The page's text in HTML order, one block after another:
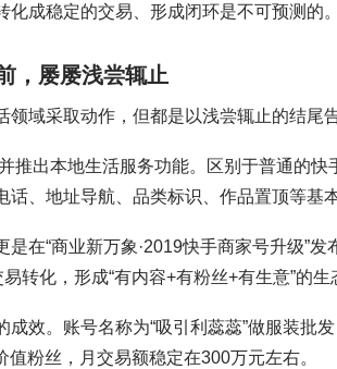
成稳定的交易、形成闭环是不可预测的。
，屡屡浅尝辄止
域采取动作，但都是以浅尝辄止的结尾
推出本地生活服务功能。区别于普通的
、地址导航、品类标识、作品置顶等基本
在“商业新万象·2019快手商家号升级”
转化，形成“有内容+有粉丝+有生意”的生
效。账号名称为“吸引利蕊蕊”做服装批
粉丝，月交易额稳定在300万元左右。